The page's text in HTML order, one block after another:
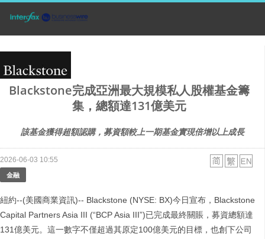
Blackstone完成亞洲最大規模私人股權基金籌
集，總額達131億美元
該基金獲得超額認購，募資額較上一期基金實現倍增以上成長
2026-06-03 10:55
金融
紐約--(美國商業資訊)-- Blackstone (NYSE: BX)今日宣布，Blackstone
Capital Partners Asia III (“BCP Asia III”)已完成最終關賬，募資總額達
131億美元。這一數字不僅超過其原定100億美元的目標，也創下公司